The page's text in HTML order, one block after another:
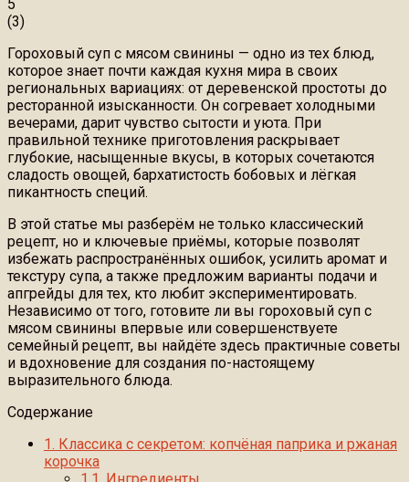
5
(3)
Гороховый суп с мясом свинины — одно из тех блюд,
которое знает почти каждая кухня мира в своих
региональных вариациях: от деревенской простоты до
ресторанной изысканности. Он согревает холодными
вечерами, дарит чувство сытости и уюта. При
правильной технике приготовления раскрывает
глубокие, насыщенные вкусы, в которых сочетаются
сладость овощей, бархатистость бобовых и лёгкая
пикантность специй.
В этой статье мы разберём не только классический
рецепт, но и ключевые приёмы, которые позволят
избежать распространённых ошибок, усилить аромат и
текстуру супа, а также предложим варианты подачи и
апгрейды для тех, кто любит экспериментировать.
Независимо от того, готовите ли вы гороховый суп с
мясом свинины впервые или совершенствуете
семейный рецепт, вы найдёте здесь практичные советы
и вдохновение для создания по-настоящему
выразительного блюда.
Содержание
1. Классика с секретом: копчёная паприка и ржаная
корочка